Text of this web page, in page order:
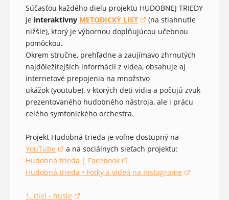
Súčasťou každého dielu projektu HUDOBNEJ TRIEDY
je interaktívny METODICKÝ LIST
(opens in a new window)
(na stiahnutie
nižšie), ktorý je výbornou doplňujúcou učebnou
pomôckou.
Okrem stručne, prehľadne a zaujímavo zhrnutých
najdôležitejších informácií z videa, obsahuje aj
internetové prepojenia na množstvo
ukážok (youtube), v ktorých deti vidia a počujú zvuk
prezentovaného hudobného nástroja, ale i prácu
celého symfonického orchestra.
Projekt Hudobná trieda je voľne dostupný na
YouTube
(opens in a new window)
a na sociálnych sieťach projektu:
Hudobná trieda | Facebook
(opens in a new window)
Hudobná trieda • Fotky a videá na Instagrame
(opens in a new window)
1. diel - husle